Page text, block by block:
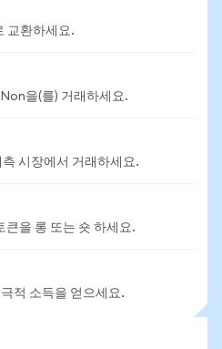
교환하세요.
을(를) 거래하세요.
시장에서 거래하세요.
큰을 롱 또는 숏 하세요.
적 소득을 얻으세요.